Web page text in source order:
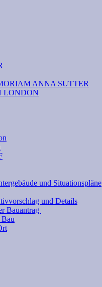
ANNA SUTTER
LONDON
und Situationspläne
und Details
Bauantrag